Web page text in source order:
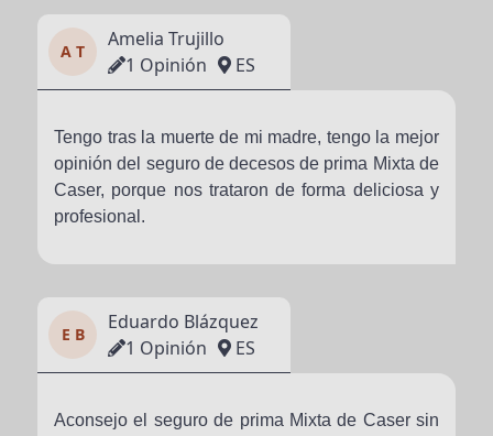
A T
Amelia Trujillo
1 Opinión
ES
Tengo tras la muerte de mi madre, tengo la mejor
opinión del seguro de decesos de prima Mixta de
Caser, porque nos trataron de forma deliciosa y
profesional.
E B
Eduardo Blázquez
1 Opinión
ES
Aconsejo el seguro de prima Mixta de Caser sin